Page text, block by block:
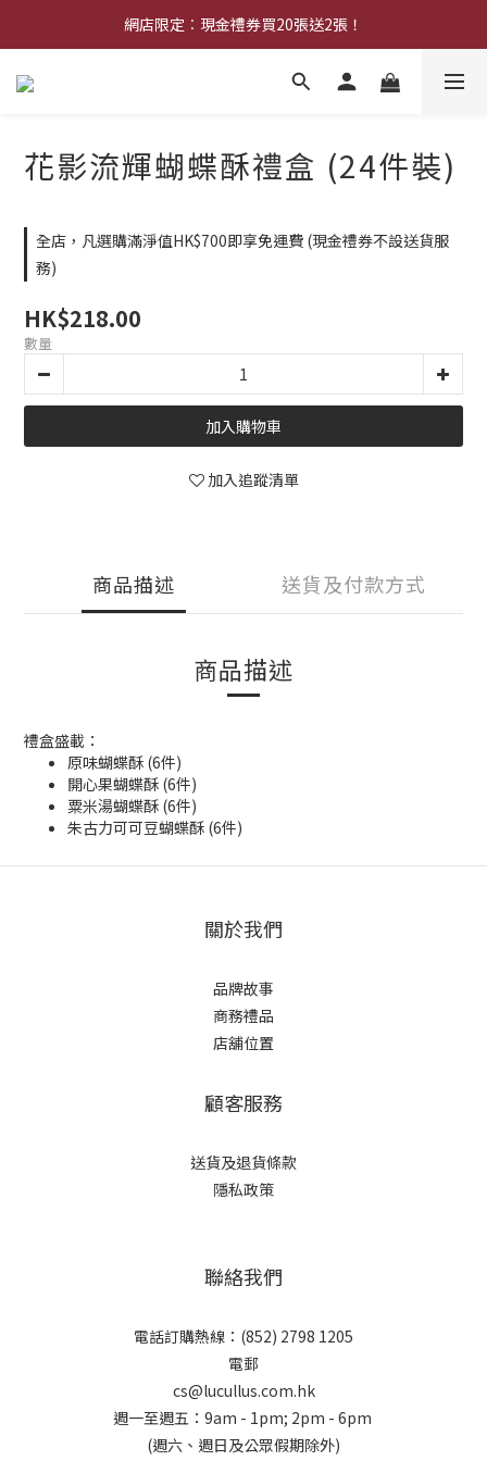
中秋早鳥優惠：購買中秋禮券可享8折優惠
網店限定︰現金禮券買20張送2張！
中秋早鳥優惠：購買中秋禮券可享8折優惠
花影流輝蝴蝶酥禮盒 (24件裝)
全店，凡選購滿淨值HK$700即享免運費 (現金禮券不設送貨服
務)
HK$218.00
數量
加入購物車
加入追蹤清單
商品描述 送貨及付款方式
商品描述
禮盒盛載：
原味蝴蝶酥 (6件)
開心果蝴蝶酥 (6件)
粟米湯蝴蝶酥 (6件)
朱古力可可豆蝴蝶酥 (6件)
關於我們
品牌故事
商務禮品
店舖位置
顧客服務
送貨及退貨條款
隱私政策
聯絡我們
電話訂購熱線：(852) 2798 1205
電郵
cs@lucullus.com.hk
週一至週五：9am - 1pm; 2pm - 6pm
(週六、週日及公眾假期除外)